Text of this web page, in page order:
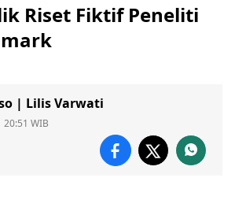
Riset Fiktif Peneliti
| Lilis Varwati
WIB